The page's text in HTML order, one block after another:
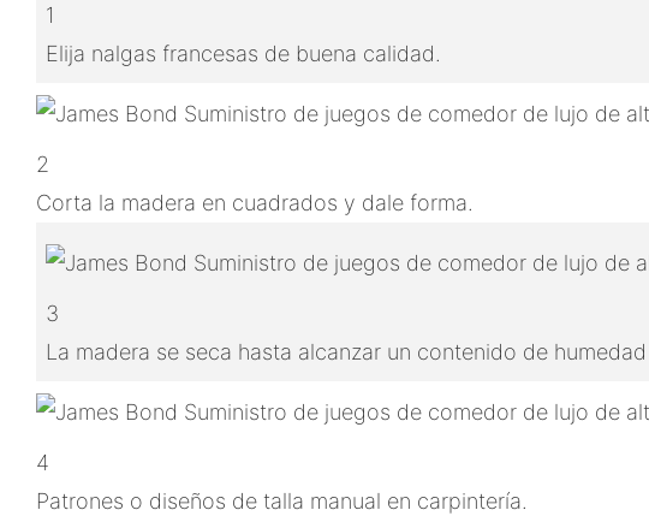
1
Elija nalgas francesas de buena calidad.
2
Corta la madera en cuadrados y dale forma.
3
La madera se seca hasta alcanzar un contenido de
4
Patrones o diseños de talla manual en carpintería.